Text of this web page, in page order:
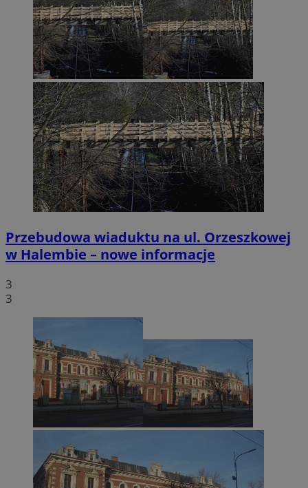
Przebudowa wiaduktu na ul. Orzeszkowej
w Halembie – nowe informacje
3
3